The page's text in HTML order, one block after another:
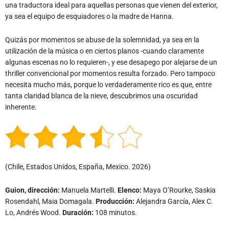
una traductora ideal para aquellas personas que vienen del exterior,
ya sea el equipo de esquiadores o la madre de Hanna.
Quizás por momentos se abuse de la solemnidad, ya sea en la
utilización de la música o en ciertos planos -cuando claramente
algunas escenas no lo requieren-, y ese desapego por alejarse de un
thriller convencional por momentos resulta forzado. Pero tampoco
necesita mucho más, porque lo verdaderamente rico es que, entre
tanta claridad blanca de la nieve, descubrimos una oscuridad
inherente.
(Chile, Estados Unidos, España, Mexico. 2026)
Guion, dirección: Manuela Martelli. Elenco: Maya O’Rourke, Saskia
Rosendahl, Maia Domagala. Producción: Alejandra García, Alex C.
Lo, Andrés Wood. Duración: 108 minutos.